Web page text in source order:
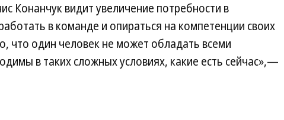
Конанчук видит увеличение потребности в
в команде и опираться на компетенции своих
что один человек не может обладать всеми
в таких сложных условиях, какие есть сейчас»,—